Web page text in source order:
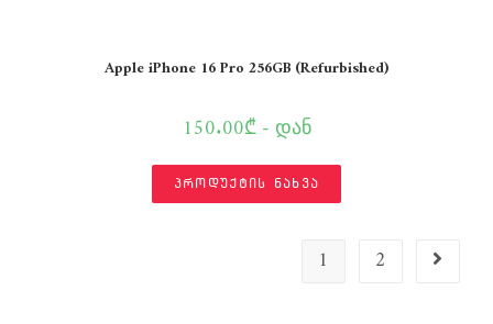
Apple iPhone 16 Pro 256GB (Refurbished)
150.00₾ - დან
პროდუქტის ნახვა
1 2